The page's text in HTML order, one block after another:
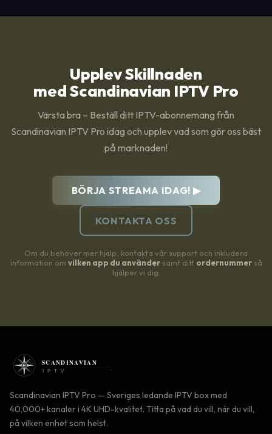
Upplev Skillnaden
med Scandinavian IPTV Pro
Värsta bra – Beställ ditt IPTV-abonnemang från
Scandinavian IPTV Pro idag och upplev vad som gör oss bäst
på marknaden!
BÖRJA STREAMA IDAG! ▶
KONTAKTA OSS
Om du behöver mer hjälp, kontakta vår support och inkludera
information om vilken app du användersamt ditt ordernummerså
hjälper vi dig.
Scandinavian IPTV Pro — Sveriges ledande IPTV box med
40,000+ kanaler i 4K UHD-kvalitet. Titta på vad du vill, när du vill,
på vilken enhet som helst.